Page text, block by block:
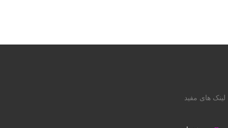
لینک های مفید